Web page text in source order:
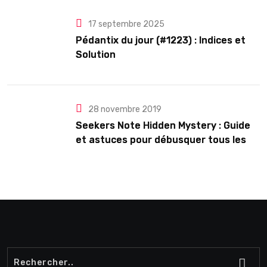
17 septembre 2025
Pédantix du jour (#1223) : Indices et
Solution
28 novembre 2019
Seekers Note Hidden Mystery : Guide
et astuces pour débusquer tous les